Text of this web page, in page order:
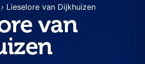
› Lieselore van Dijkhuizen
van